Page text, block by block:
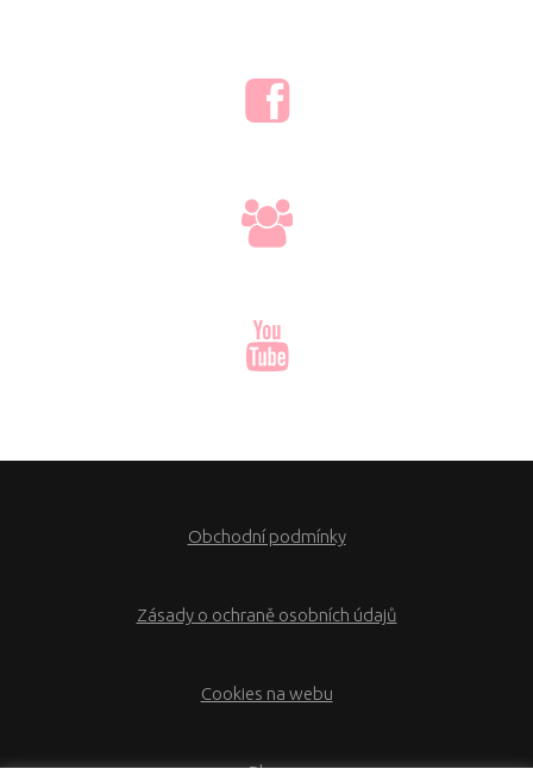
Obchodní podmínky
Zásady o ochraně osobních údajů
Cookies na webu